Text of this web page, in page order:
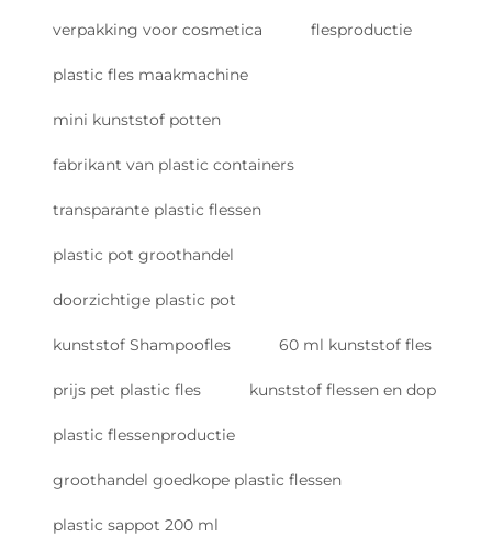
verpakking voor cosmetica flesproductie
plastic fles maakmachine
mini kunststof potten
fabrikant van plastic containers
transparante plastic flessen
plastic pot groothandel
doorzichtige plastic pot
kunststof Shampoofles 60 ml kunststof fles
prijs pet plastic fles kunststof flessen en dop
plastic flessenproductie
groothandel goedkope plastic flessen
plastic sappot 200 ml